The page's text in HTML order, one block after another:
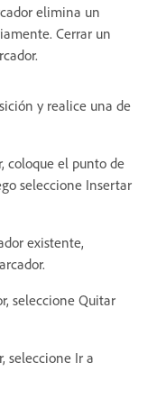
elimina un
Cerrar un
y realice una de
coloque el punto de
seleccione Insertar
existente,
seleccione Quitar
seleccione Ir a